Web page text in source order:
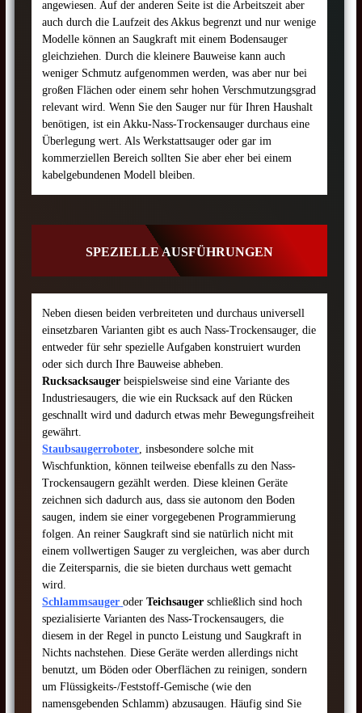
angewiesen. Auf der anderen Seite ist die Arbeitszeit aber
auch durch die Laufzeit des Akkus begrenzt und nur wenige
Modelle können an Saugkraft mit einem Bodensauger
gleichziehen. Durch die kleinere Bauweise kann auch
weniger Schmutz aufgenommen werden, was aber nur bei
großen Flächen oder einem sehr hohen Verschmutzungsgrad
relevant wird. Wenn Sie den Sauger nur für Ihren Haushalt
benötigen, ist ein Akku-Nass-Trockensauger durchaus eine
Überlegung wert. Als Werkstattsauger oder gar im
kommerziellen Bereich sollten Sie aber eher bei einem
kabelgebundenen Modell bleiben.
SPEZIELLE AUSFÜHRUNGEN
Neben diesen beiden verbreiteten und durchaus universell
einsetzbaren Varianten gibt es auch Nass-Trockensauger, die
entweder für sehr spezielle Aufgaben konstruiert wurden
oder sich durch Ihre Bauweise abheben.
Rucksacksauger beispielsweise sind eine Variante des
Industriesaugers, die wie ein Rucksack auf den Rücken
geschnallt wird und dadurch etwas mehr Bewegungsfreiheit
gewährt.
Staubsaugerroboter , insbesondere solche mit
Wischfunktion, können teilweise ebenfalls zu den Nass-
Trockensaugern gezählt werden. Diese kleinen Geräte
zeichnen sich dadurch aus, dass sie autonom den Boden
saugen, indem sie einer vorgegebenen Programmierung
folgen. An reiner Saugkraft sind sie natürlich nicht mit
einem vollwertigen Sauger zu vergleichen, was aber durch
die Zeitersparnis, die sie bieten durchaus wett gemacht
wird.
Schlammsauger oderTeichsauger schließlich sind hoch
spezialisierte Varianten des Nass-Trockensaugers, die
diesem in der Regel in puncto Leistung und Saugkraft in
Nichts nachstehen. Diese Geräte werden allerdings nicht
benutzt, um Böden oder Oberflächen zu reinigen, sondern
um Flüssigkeits-/Feststoff-Gemische (wie den
namensgebenden Schlamm) abzusaugen. Häufig sind Sie